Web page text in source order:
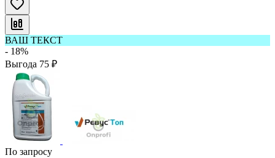
ВАШ ТЕКСТ
- 18%
Выгода 75 ₽
По запросу